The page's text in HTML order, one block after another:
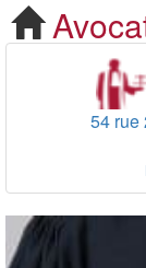
54 rue